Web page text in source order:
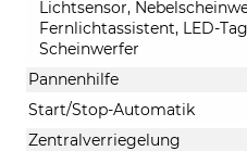
Lichtsensor,
Fernlichtassistent, LED-
Scheinwerfer
Pannenhilfe
Start/Stop-Automatik
Zentralverriegelung